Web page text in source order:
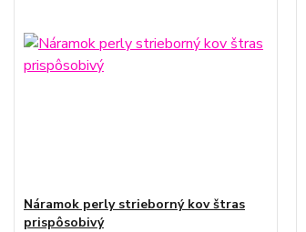
Náramok perly strieborný kov štras
prispôsobivý